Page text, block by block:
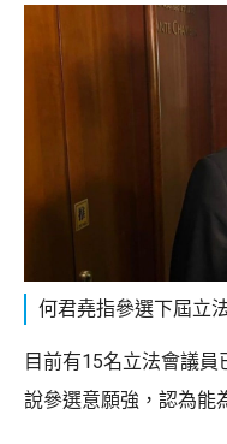
何君堯指參選下屆立
目前有15名立法會議
說參選意願強，認為能